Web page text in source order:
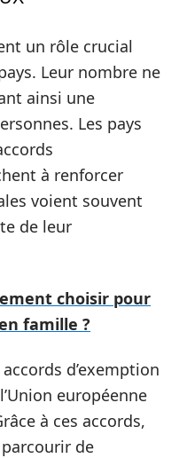
un rôle crucial
Leur nombre ne
ainsi une
Les pays
à renforcer
voient souvent
de leur
choisir pour
famille ?
d’exemption
européenne
à ces accords,
de